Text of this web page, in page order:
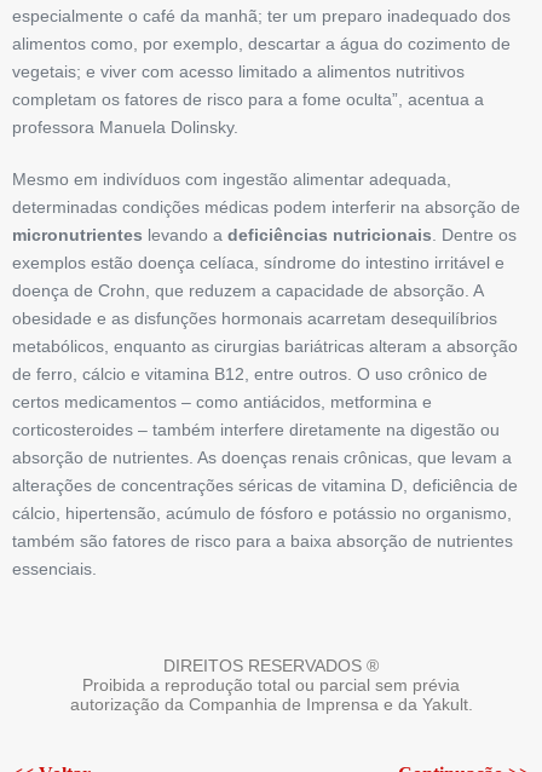
especialmente o café da manhã; ter um preparo ­inadequado dos
alimentos como, por exemplo, descartar a água do cozimento de
vegetais; e viver com acesso limitado a alimentos nutritivos
completam os fatores de risco para a fome oculta”, acentua a
professora Manuela Dolinsky.
Mesmo em indivíduos com ingestão alimentar adequa­da,
determinadas condições médicas podem interferir na absorção de
micronutrientes levando a deficiências nutricionais. Dentre os
exemplos estão doença celíaca, síndrome do intestino irritável e
doença de Crohn, que reduzem a capacidade de absorção. A
obesidade e as disfun­ções hormonais acarretam desequilíbrios
metabólicos, enquanto as cirurgias bariátricas alteram a absorção
de ferro, cálcio e vitamina B12, entre outros. O uso crônico de
certos medicamentos – como antiácidos, metformina e
corticosteroides – também interfere diretamente na digestão ou
absorção de nutrientes. As doenças renais crônicas, que levam a
alterações de concentrações séricas de vitamina D, deficiência de
cálcio, hipertensão, acúmulo de fósforo e potássio no organismo,
também são fatores de risco para a baixa absorção de nutrientes
essenciais.
DIREITOS RESERVADOS ®
Proibida a reprodução total ou parcial sem prévia
autorização da Companhia de Imprensa e da Yakult.